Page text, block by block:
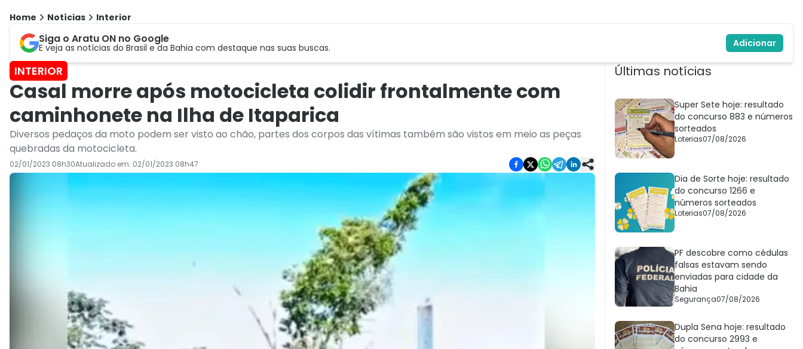
Home Notícias Interior
Siga o Aratu ON no Google
E veja as notícias do Brasil e da Bahia com destaque nas suas buscas. Adicionar
INTERIOR
Casal morre após motocicleta colidir frontalmente com
caminhonete na Ilha de Itaparica
Diversos pedaços da moto podem ser visto ao chão, partes dos corpos das vítimas também são vistos em meio as peças
quebradas da motocicleta.
02/01/2023 08h30Atualizado em: 02/01/2023 08h47
Últimas notícias
Super Sete hoje: resultado
do concurso 883 e números
sorteados
Loterias07/08/2026
Dia de Sorte hoje: resultado
do concurso 1266 e
números sorteados
Loterias07/08/2026
PF descobre como cédulas
falsas estavam sendo
enviadas para cidade da
Bahia
Segurança07/08/2026
Dupla Sena hoje: resultado
do concurso 2993 e